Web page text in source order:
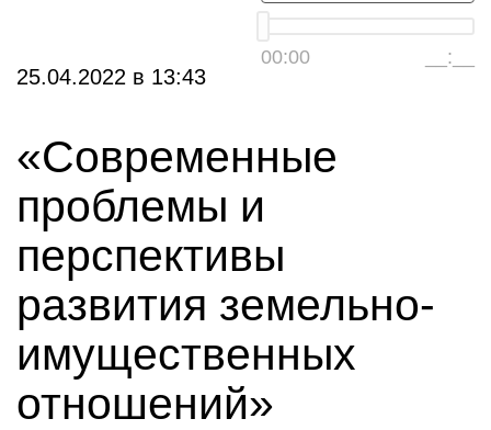
00:00 __:__
25.04.2022 в 13:43
«Современные
проблемы и
перспективы
развития земельно-
имущественных
отношений»